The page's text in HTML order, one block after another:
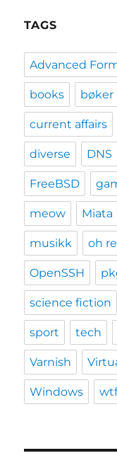
TAGS
Advanced
books bøker
current affairs
diverse DNS
FreeBSD
meow Miata
musikk oh
OpenSSH
science fiction
sport tech
Varnish
Windows